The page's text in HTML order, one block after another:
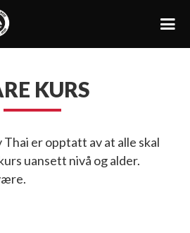
KURS
er opptatt av at alle skal
uansett nivå og alder.